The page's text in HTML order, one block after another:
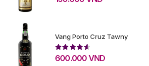
Vang Porto Cruz Tawny
600.000 VND